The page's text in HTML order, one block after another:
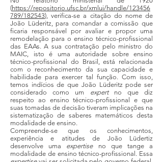
(https://repositorio.ufsc.br/xmlui/handle/123456
789/182543), verifica-se a citação do nome de
João Lüderitz, para comandar a comissão que
ficaria responsável por avaliar e propor uma
remodelação para o ensino técnico-profissional
das EAAs. A sua contratação pelo ministro do
MAIC, isto é uma autoridade sobre ensino
técnico-profissional do Brasil, está relacionada
com o reconhecimento da sua capacidade e
habilidade para exercer tal função. Com isso,
temos indícios de que João Lüderitz pode ser
considerado como um expertno que diz
respeito ao ensino técnico-profissional e que
suas tomadas de decisão tiveram implicações na
sistematização de saberes matemáticos desta
modalidade de ensino.
Compreende-se que os conhecimentos,
experiência e atitudes de João Lüdertiz
desenvolve uma expertiseno que tange a
modalidade de ensino técnico-profissional. Essa